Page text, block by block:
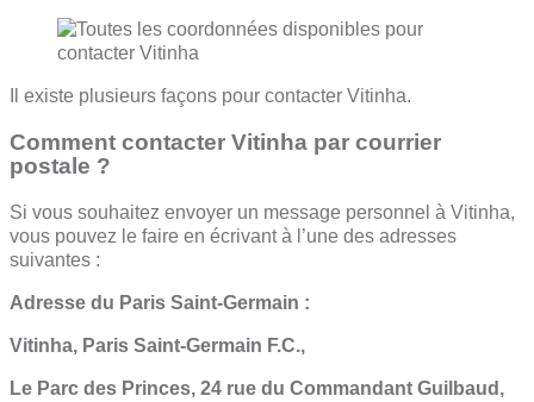
Il existe plusieurs façons pour contacter Vitinha.
Comment contacter Vitinha par courrier
postale ?
Si vous souhaitez envoyer un message personnel à Vitinha,
vous pouvez le faire en écrivant à l’une des adresses
suivantes :
Adresse du Paris Saint-Germain :
Vitinha, Paris Saint-Germain F.C.,
Le Parc des Princes, 24 rue du Commandant Guilbaud,